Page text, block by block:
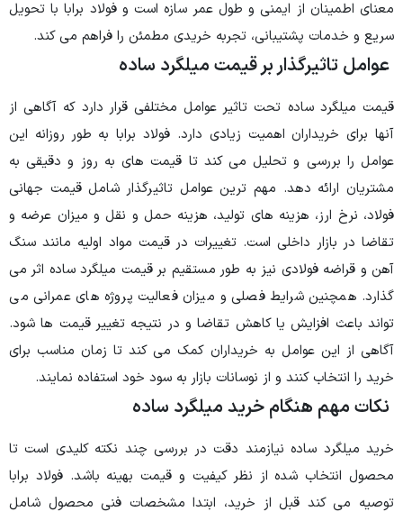
و طول عمر سازه است و فولاد برابا با تحویل
تجربه خریدی مطمئن را فراهم می کند.
قیمت میلگرد ساده
عوامل مختلفی قرار دارد که آگاهی از
زیادی دارد. فولاد برابا به طور روزانه این
می کند تا قیمت های به روز و دقیقی به
ترین عوامل تاثیرگذار شامل قیمت جهانی
تولید، هزینه حمل و نقل و میزان عرضه و
تغییرات در قیمت مواد اولیه مانند سنگ
طور مستقیم بر قیمت میلگرد ساده اثر می
و میزان فعالیت پروژه های عمرانی می
تقاضا و در نتیجه تغییر قیمت ها شود.
کمک می کند تا زمان مناسب برای
بازار به سود خود استفاده نمایند.
میلگرد ساده
دقت در بررسی چند نکته کلیدی است تا
کیفیت و قیمت بهینه باشد. فولاد برابا
خرید، ابتدا مشخصات فنی محصول شامل